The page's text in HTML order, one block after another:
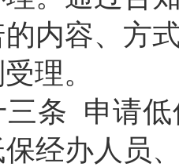
内容、方
理。
三条 申请
保经办人员